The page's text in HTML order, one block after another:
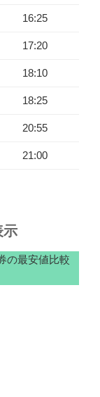
16:25
17:20
18:10
18:25
20:55
21:00
示
の最安値比較